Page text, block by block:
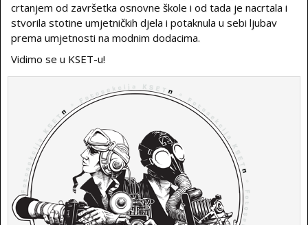
crtanjem od završetka osnovne škole i od tada je nacrtala i
stvorila stotine umjetničkih djela i potaknula u sebi ljubav
prema umjetnosti na modnim dodacima.
Vidimo se u KSET-u!